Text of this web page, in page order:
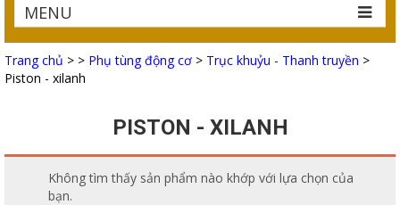
MENU
Trang chủ > > Phụ tùng động cơ > Trục khuỷu - Thanh truyền >
Piston - xilanh
PISTON - XILANH
Không tìm thấy sản phẩm nào khớp với lựa chọn của
bạn.